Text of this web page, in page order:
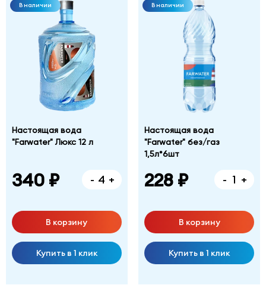
В наличии
Настоящая вода
"Farwater" Люкс 12 л
340 ₽ - +
В корзину
Купить в 1 клик
В наличии
Настоящая вода
"Farwater" без/газ
1,5л*6шт
228 ₽ - +
В корзину
Купить в 1 клик